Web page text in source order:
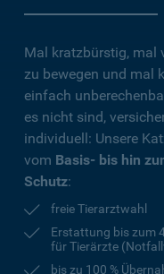
Mal kratzbürstig, mal
zu bewegen und mal
einfach
es nicht sind,
individuell: Unsere
vom Basis- bis hin
Schutz:
freie Tierarztwahl
Erstattung bis zum
für Tierärzte
bis zu 100 %